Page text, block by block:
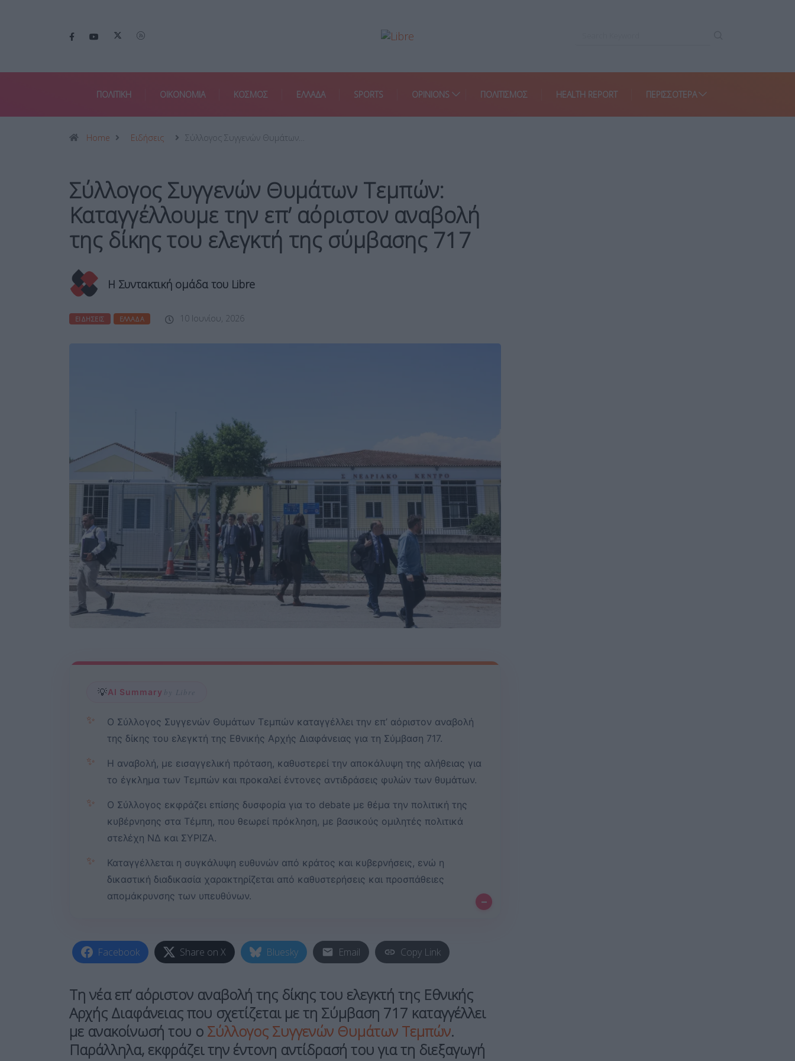
ΠΟΛΙΤΙΚΗ ΟΙΚΟΝΟΜΙΑ ΚΟΣΜΟΣ ΕΛΛΑΔΑ SPORTS OPINIONS ΠΟΛΙΤΙΣΜΟΣ HEALTH REPORT ΠΕΡΙΣΣΌΤΕΡΑ
Home Ειδήσεις Σύλλογος Συγγενών Θυμάτων…
Σύλλογος Συγγενών Θυμάτων Τεμπών:
Καταγγέλλουμε την επ’ αόριστον αναβολή
της δίκης του ελεγκτή της σύμβασης 717
Η Συντακτική ομάδα του Libre
ΕΙΔΉΣΕΙΣ ΕΛΛΆΔΑ 10 Ιουνίου, 2026
💡AI Summary by Libre
✨
Ο Σύλλογος Συγγενών Θυμάτων Τεμπών καταγγέλλει την επ’ αόριστον αναβολή
της δίκης του ελεγκτή της Εθνικής Αρχής Διαφάνειας για τη Σύμβαση 717.
✨
Η αναβολή, με εισαγγελική πρόταση, καθυστερεί την αποκάλυψη της αλήθειας για
το έγκλημα των Τεμπών και προκαλεί έντονες αντιδράσεις φυλών των θυμάτων.
✨
Ο Σύλλογος εκφράζει επίσης δυσφορία για το debate με θέμα την πολιτική της
κυβέρνησης στα Τέμπη, που θεωρεί πρόκληση, με βασικούς ομιλητές πολιτικά
στελέχη ΝΔ και ΣΥΡΙΖΑ.
✨
Καταγγέλλεται η συγκάλυψη ευθυνών από κράτος και κυβερνήσεις, ενώ η
δικαστική διαδικασία χαρακτηρίζεται από καθυστερήσεις και προσπάθειες
απομάκρυνσης των υπευθύνων.
–
Facebook Share on X Bluesky Email Copy Link
Τη νέα επ’ αόριστον αναβολή της δίκης του ελεγκτή της Εθνικής
Αρχής Διαφάνειαςπου σχετίζεται με τη Σύμβαση 717 καταγγέλλει
με ανακοίνωσή του ο Σύλλογος Συγγενών Θυμάτων Τεμπών.
Παράλληλα, εκφράζει την έντονη αντίδρασή του για τη διεξαγωγή